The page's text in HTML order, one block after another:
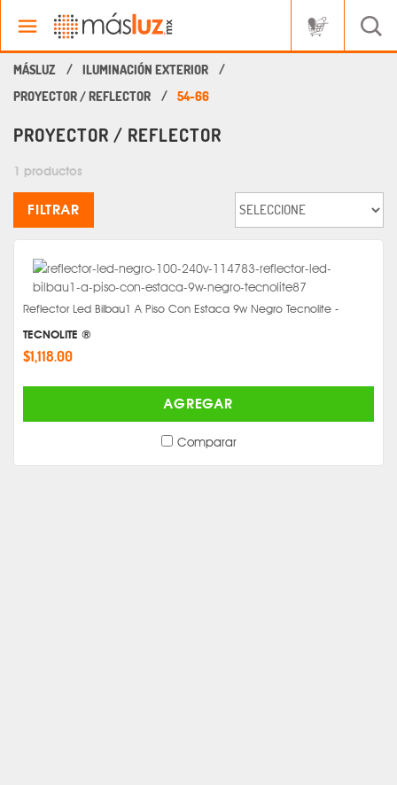
ILUMINACIÓN EXTERIOR
PROYECTOR / REFLECTOR
54-66
PROYECTOR / REFLECTOR
1 productos
FILTRAR
Reflector Led Bilbau1 A Piso Con Estaca 9w Negro Tecnolite -
TECNOLITE ®
$1,118.00
AGREGAR
Comparar